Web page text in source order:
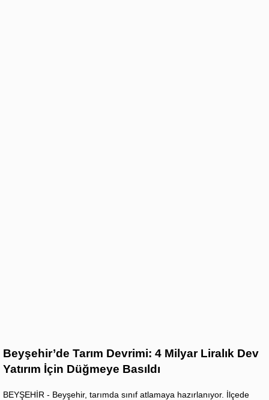
Beyşehir’de Tarım Devrimi: 4 Milyar Liralık Dev
Yatırım İçin Düğmeye Basıldı
BEYŞEHİR - Beyşehir, tarımda sınıf atlamaya hazırlanıyor. İlçede